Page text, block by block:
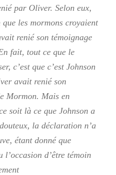
par Oliver. Selon eux,
que les mormons croyaient
renié son témoignage
fait, tout ce que le
c’est que c’est Johnson
avait renié son
Mormon. Mais en
soit là ce que Johnson a
la déclaration n’a
étant donné que
l’occasion d’être témoin